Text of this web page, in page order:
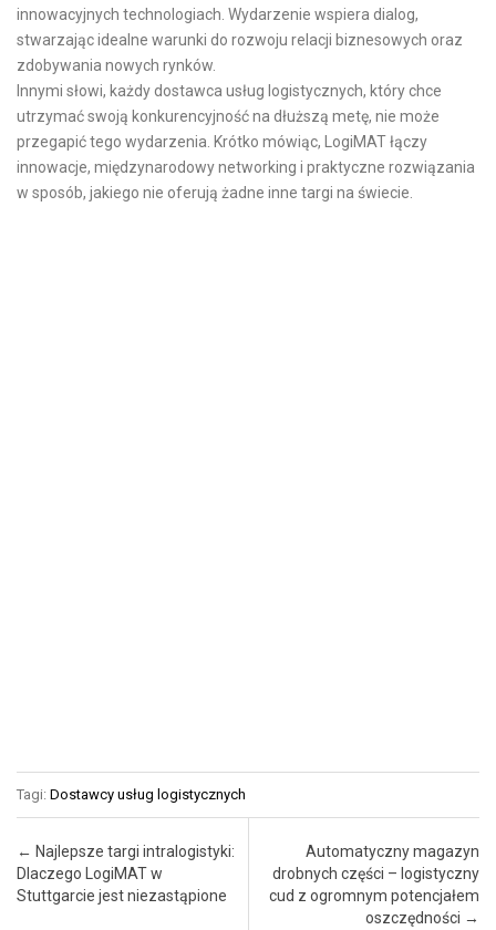
innowacyjnych technologiach. Wydarzenie wspiera dialog,
stwarzając idealne warunki do rozwoju relacji biznesowych oraz
zdobywania nowych rynków.
Innymi słowi, każdy dostawca usług logistycznych, który chce
utrzymać swoją konkurencyjność na dłuższą metę, nie może
przegapić tego wydarzenia. Krótko mówiąc, LogiMAT łączy
innowacje, międzynarodowy networking i praktyczne rozwiązania
w sposób, jakiego nie oferują żadne inne targi na świecie.
Tagi: Dostawcy usług logistycznych
Post navigation
← Najlepsze targi intralogistyki:
Dlaczego LogiMAT w
Stuttgarcie jest niezastąpione
Automatyczny magazyn
drobnych części – logistyczny
cud z ogromnym potencjałem
oszczędności →